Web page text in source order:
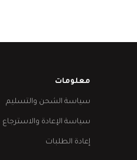
معلومات
سياسة الشحن والتسليم
سياسة الإعادة والاسترجاع
إعادة الطلبات